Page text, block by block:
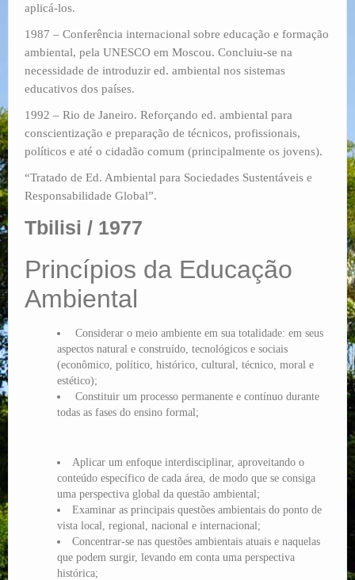
aplicá-los.
1987 – Conferência internacional sobre educação e formação
ambiental, pela UNESCO em Moscou. Concluiu-se na
necessidade de introduzir ed. ambiental nos sistemas
educativos dos países.
1992 – Rio de Janeiro. Reforçando ed. ambiental para
conscientização e preparação de técnicos, profissionais,
políticos e até o cidadão comum (principalmente os jovens).
“Tratado de Ed. Ambiental para Sociedades Sustentáveis e
Responsabilidade Global”.
Tbilisi / 1977
Princípios da Educação
Ambiental
Considerar o meio ambiente em sua totalidade: em seus
aspectos natural e construído, tecnológicos e sociais
(econômico, político, histórico, cultural, técnico, moral e
estético);
Constituir um processo permanente e contínuo durante
todas as fases do ensino formal;
Aplicar um enfoque interdisciplinar, aproveitando o
conteúdo específico de cada área, de modo que se consiga
uma perspectiva global da questão ambiental;
Examinar as principais questões ambientais do ponto de
vista local, regional, nacional e internacional;
Concentrar-se nas questões ambientais atuais e naquelas
que podem surgir, levando em conta uma perspectiva
histórica;